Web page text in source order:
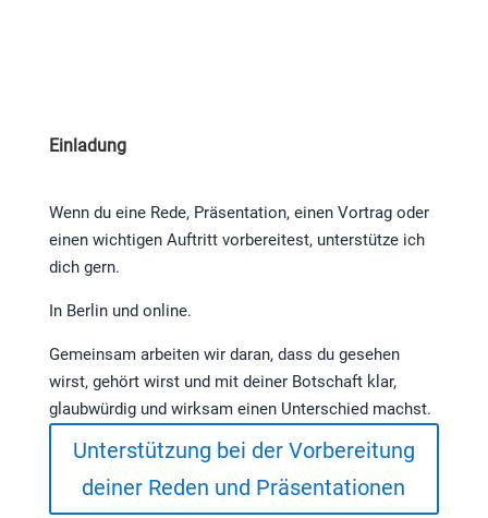
Einladung
Wenn du eine Rede, Präsentation, einen Vortrag oder
einen wichtigen Auftritt vorbereitest, unterstütze ich
dich gern.
In Berlin und online.
Gemeinsam arbeiten wir daran, dass du gesehen
wirst, gehört wirst und mit deiner Botschaft klar,
glaubwürdig und wirksam einen Unterschied machst.
Unterstützung bei der Vorbereitung
deiner Reden und Präsentationen